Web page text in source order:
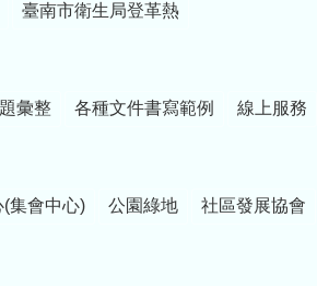
臺南市衛生局登革熱
彙整 各種文件書寫範例 線上服務
集會中心) 公園綠地 社區發展協會